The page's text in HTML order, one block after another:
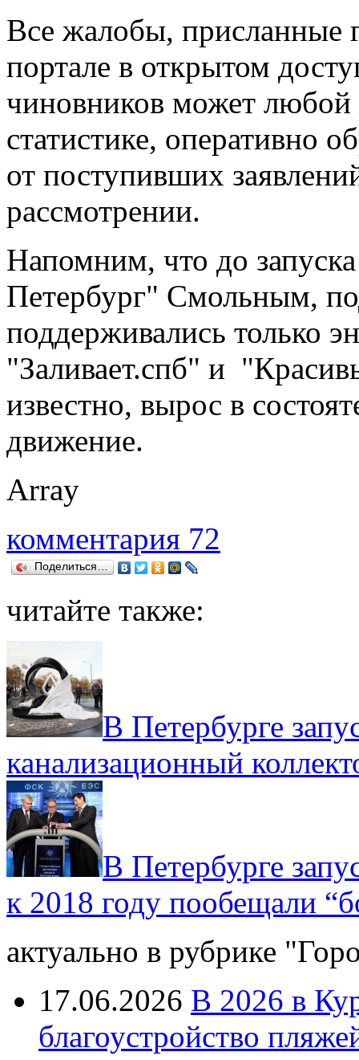
Все жалобы, присланные
портале в открытом
чиновников может
статистике, оперативно
от поступивших
рассмотрении.
Напомним, что до
Петербург" Смольным,
поддерживались только
"Заливает.спб" и
известно, вырос в
движение.
Array
комментария 72
Поделиться…
читайте также:
В Петербурге
канализационный
В Петербурге
к 2018 году пообещали
актуально в рубрике
17.06.2026 В 2026 в
благоустройство